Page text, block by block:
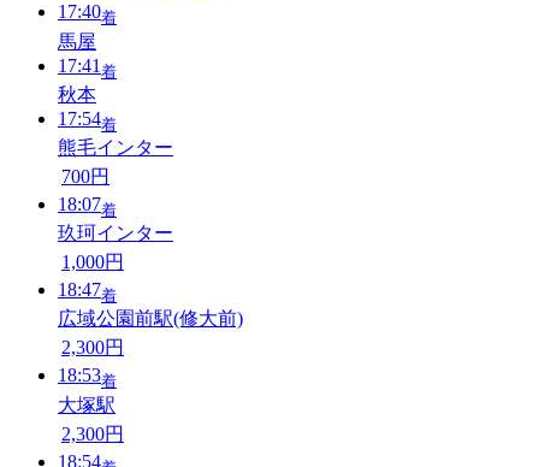
17:40着
馬屋
17:41 着
秋本
17:54着
熊毛インター
700円
18:07着
玖珂インター
1,000円
18:47着
広域公園前駅(修大前)
2,300円
18:53着
大塚駅
2,300円
18:54